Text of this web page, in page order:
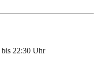
bis 22:30 Uhr